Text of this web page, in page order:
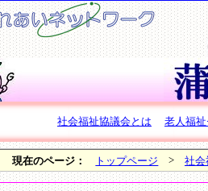
社会福祉協議会とは 老人福
現在のページ： トップページ > 社会